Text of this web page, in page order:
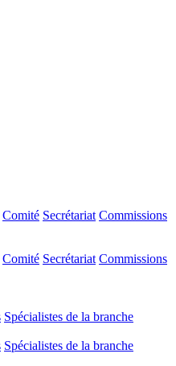
Comité Secrétariat Commissions
Comité Secrétariat Commissions
Spécialistes de la branche
Spécialistes de la branche